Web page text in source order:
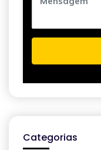
Categorias